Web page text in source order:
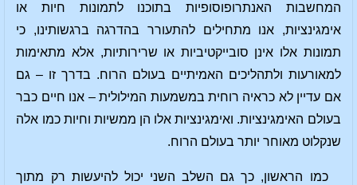
המחשבות האנתרופוסופיות בתוכנו לתמונות חיות או
אימגינציות, אנו מתחילים להתעורר בהדרגה ברגשותינו, כי
תמונות אלו אינן סובייקטיביות או שרירותיות, אלא מתאימות
למאורעות ולתהליכים האמיתיים בעולם הרוח. בדרך זו – גם
אם עדיין לא כראיה רוחית במשמעות המילולית – אנו חיים כבר
בעולם האימגינציות. ואימגינציות אלו הן ממשיות וחיות כמו אלה
שנקלוט מאוחר יותר בעולם הרוח.
כמו הראשון, כך גם השלב השני יכול להיעשות רק מתוך